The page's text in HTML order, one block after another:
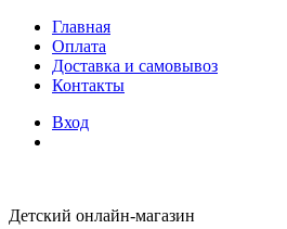
Главная
Оплата
Доставка и самовывоз
Контакты
Вход
Детский онлайн-магазин